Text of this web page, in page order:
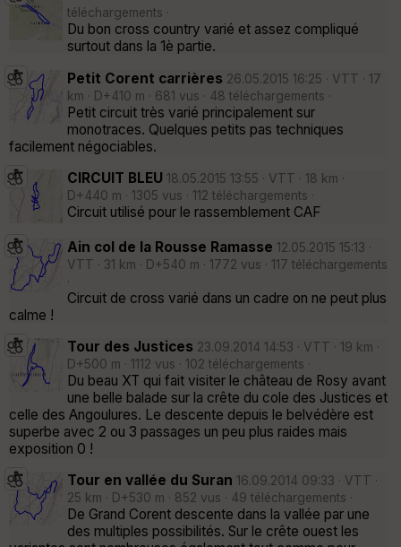
téléchargements ·
Du bon cross country varié et assez compliqué
surtout dans la 1è partie.
Petit Corent carrières 26.05.2015 16:25 · VTT · 17
km · D+410 m · 681 vus · 48 téléchargements ·
Petit circuit très varié principalement sur
monotraces. Quelques petits pas techniques
facilement négociables.
CIRCUIT BLEU 18.05.2015 13:55 · VTT · 18 km ·
D+440 m · 1305 vus · 112 téléchargements ·
Circuit utilisé pour le rassemblement CAF
Ain col de la Rousse Ramasse 12.05.2015 15:13 ·
VTT · 31 km · D+540 m · 1772 vus · 117 téléchargements
·
Circuit de cross varié dans un cadre on ne peut plus
calme !
Tour des Justices 23.09.2014 14:53 · VTT · 19 km ·
D+500 m · 1112 vus · 102 téléchargements ·
Du beau XT qui fait visiter le château de Rosy avant
une belle balade sur la crête du cole des Justices et
celle des Angoulures. Le descente depuis le belvédère est
superbe avec 2 ou 3 passages un peu plus raides mais
exposition 0 !
Tour en vallée du Suran 16.09.2014 09:33 · VTT ·
25 km · D+530 m · 852 vus · 49 téléchargements ·
De Grand Corent descente dans la vallée par une
des multiples possibilités. Sur le crête ouest les